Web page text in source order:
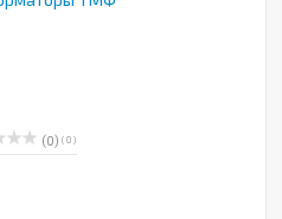
(0) ( 0 )